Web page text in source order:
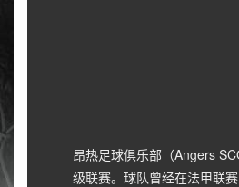
昂热足球俱乐部（Angers
级联赛。球队曾经在法甲联